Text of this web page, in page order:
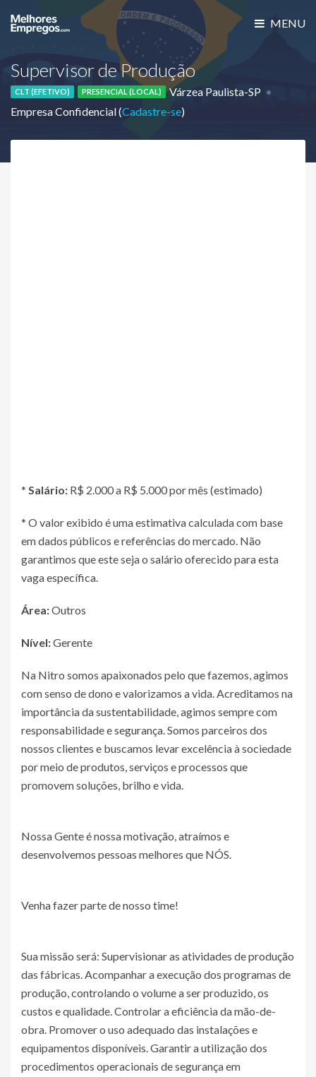
MENU
Supervisor de Produção
CLT (EFETIVO) PRESENCIAL (LOCAL)
Várzea Paulista-SP
Empresa Confidencial (Cadastre-se)
* Salário: R$ 2.000 a R$ 5.000 por mês (estimado)
* O valor exibido é uma estimativa calculada com base
em dados públicos e referências do mercado. Não
garantimos que este seja o salário oferecido para esta
vaga específica.
Área:Outros
Nível:Gerente
Na Nitro somos apaixonados pelo que fazemos, agimos
com senso de dono e valorizamos a vida. Acreditamos na
importância da sustentabilidade, agimos sempre com
responsabilidade e segurança. Somos parceiros dos
nossos clientes e buscamos levar excelência à sociedade
por meio de produtos, serviços e processos que
promovem soluções, brilho e vida.
Nossa Gente é nossa motivação, atraímos e
desenvolvemos pessoas melhores que NÓS.
Venha fazer parte de nosso time!
Sua missão será: Supervisionar as atividades de produção
das fábricas. Acompanhar a execução dos programas de
produção, controlando o volume a ser produzido, os
custos e qualidade. Controlar a eficiência da mão-de-
obra. Promover o uso adequado das instalações e
equipamentos disponíveis. Garantir a utilização dos
procedimentos operacionais de segurança em